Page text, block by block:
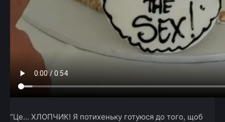
“Це… ХЛОПЧИК! Я потихеньку готуюся до того, щоб